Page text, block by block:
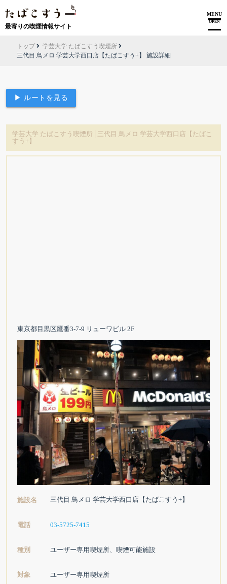
最寄りの喫煙情報サイト
MENU
OPEN
トップ
学芸大学 たばこすう喫煙所
三代目 鳥メロ 学芸大学西口店【たばこすう+】 施設詳細
▶ ルートを見る
学芸大学 たばこすう喫煙所│三代目 鳥メロ 学芸大学西口店【たばこ
すう+】
東京都目黒区鷹番3-7-9 リューワビル 2F
施設名 三代目 鳥メロ 学芸大学西口店【たばこすう+】
電話 03-5725-7415
種別 ユーザー専用喫煙所、喫煙可能施設
対象 ユーザー専用喫煙所